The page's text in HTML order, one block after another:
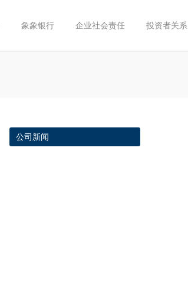
象象银行 企业社会责任 投资者关系
公司新闻